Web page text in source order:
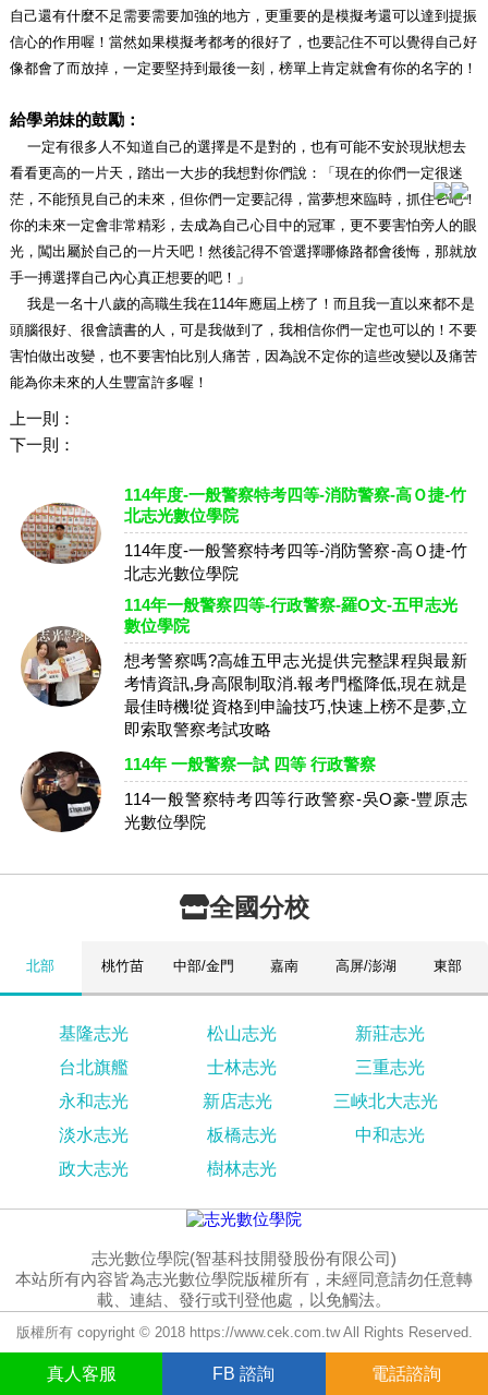
真人 客服 FB 諮詢 電話諮詢
自己還有什麼不足需要需要加強的地方，更重要的是模擬考還可以達到提振
信心的作用喔！當然如果模擬考都考的很好了，也要記住不可以覺得自己好
像都會了而放掉，一定要堅持到最後一刻，榜單上肯定就會有你的名字的！
給學弟妹的鼓勵：
一定有很多人不知道自己的選擇是不是對的，也有可能不安於現狀想去
看看更高的一片天，踏出一大步的我想對你們說：「現在的你們一定很迷
茫，不能預見自己的未來，但你們一定要記得，當夢想來臨時，抓住它吧！
你的未來一定會非常精彩，去成為自己心目中的冠軍，更不要害怕旁人的眼
光，闖出屬於自己的一片天吧！然後記得不管選擇哪條路都會後悔，那就放
手一搏選擇自己內心真正想要的吧！」
我是一名十八歲的高職生我在114年應屆上榜了！而且我一直以來都不是
頭腦很好、很會讀書的人，可是我做到了，我相信你們一定也可以的！不要
害怕做出改變，也不要害怕比別人痛苦，因為說不定你的這些改變以及痛苦
能為你未來的人生豐富許多喔！
上一則：
下一則：
114年度-一般警察特考四等-消防警察-高Ｏ捷-竹
北志光數位學院
114年度-一般警察特考四等-消防警察-高Ｏ捷-竹
北志光數位學院
114年一般警察四等-行政警察-羅O文-五甲志光
數位學院
想考警察嗎?高雄五甲志光提供完整課程與最新
考情資訊,身高限制取消.報考門檻降低,現在就是
最佳時機!從資格到申論技巧,快速上榜不是夢,立
即索取警察考試攻略
114年 一般警察一試 四等 行政警察
114一般警察特考四等行政警察-吳O豪-豐原志
光數位學院
全國分校
北部 桃竹苗 中部/金門 嘉南 高屏/澎湖 東部
基隆志光 松山志光
新莊志光
台北旗艦
士林志光
三重志光
永和志光
新店志光
三峽北大志光
淡水志光
板橋志光
中和志光
政大志光
樹林志光
志光數位學院(智基科技開發股份有限公司)
本站所有內容皆為志光數位學院版權所有，未經同意請勿任意轉
載、連結、發行或刊登他處，以免觸法。
版權所有 copyright © 2018 https://www.cek.com.tw All Rights Reserved.